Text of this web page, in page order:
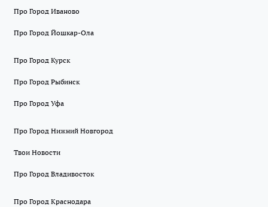
Про Город Иваново
Про Город Йошкар-Ола
Про Город Курск
Про Город Рыбинск
Про Город Уфа
Про Город Нижний Новгород
Твои Новости
Про Город Владивосток
Про Город Краснодара